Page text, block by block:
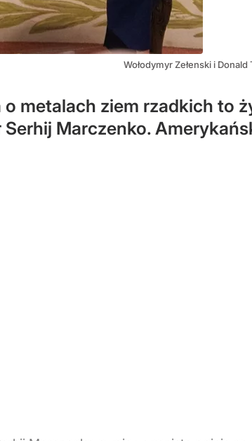
Wołodymyr Zełenski i
metalach ziem rzadkich to
Marczenko.